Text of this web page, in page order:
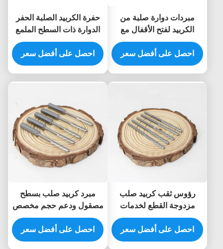
مبردات دوارة صلبة من
الكربيد لفتح الأقفال مع
أحجام قابلة للتخصيص
وطلاء TiN
احصل على أفضل سعر
حفرة الكربيد الصلبة الحفر
الدوارة ذات السطح الملمع
والأحجام القابلة للتخصيص
لصناع الأقفال ورجال
الإطفاء
احصل على أفضل سعر
رؤوس ثقب كربيد صلب
مزدوجة القطع لخدمات
الأقفال مع دعم الحجم
المخصص
احصل على أفضل سعر
مبرد كربيد صلب بسطح
مصقول ودعم حجم مخصص
لعمال الأقفال ورجال
الإطفاء
احصل على أفضل سعر